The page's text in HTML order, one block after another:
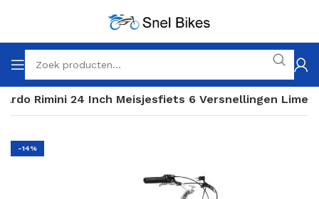
Rimini 24 Inch Meisjesfiets 6 Versnellingen Lime
-14%